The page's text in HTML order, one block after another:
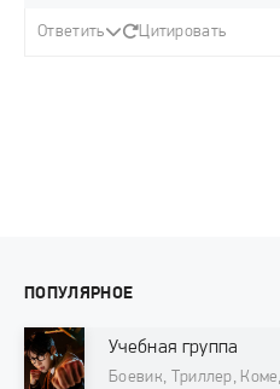
Ответить Цитировать
ПОПУЛЯРНОЕ
Учебная группа
Боевик, Триллер,